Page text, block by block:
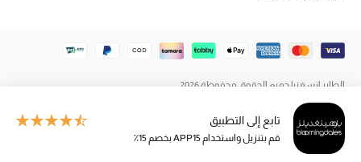
الهدايا
الموسم الجديد
تابع إلى التطبيق
قم بتنزيل واستخدام APP15 بخصم 15٪
الطاير إنسغنيا جميع الحقوق محفوظة 2026